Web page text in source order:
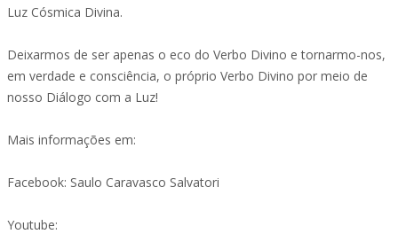
Luz Cósmica Divina.
Deixarmos de ser apenas o eco do Verbo Divino e tornarmo-nos,
em verdade e consciência, o próprio Verbo Divino por meio de
nosso Diálogo com a Luz!
Mais informações em:
Facebook: Saulo Caravasco Salvatori
Youtube: